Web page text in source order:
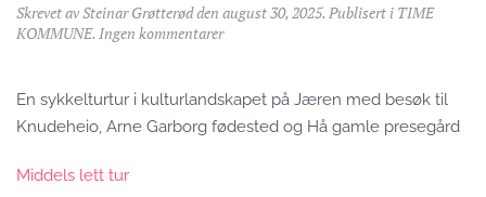
Skrevet avSteinar Grøtterødden august 30, 2025. Publisert i TIME
KOMMUNE. Ingen kommentarertil
Arne
Garborg
spor
En sykkelturtur i kulturlandskapet på Jæren med besøk til
Knudeheio, Arne Garborg fødested og Hå gamle presegård
Middels lett tur